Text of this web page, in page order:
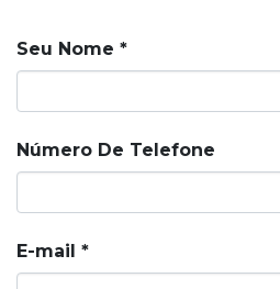
Seu Nome
Número De Telefone
E-mail